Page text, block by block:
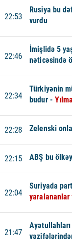
22:53
Rusiya bu
vurdu
22:46
İmişlidə 5
nəticəsində
22:34
Türkiyənin
budur -
22:28 Zelenski
22:15 ABŞ bu
22:04
Suriyada
yaralananlar
21:47